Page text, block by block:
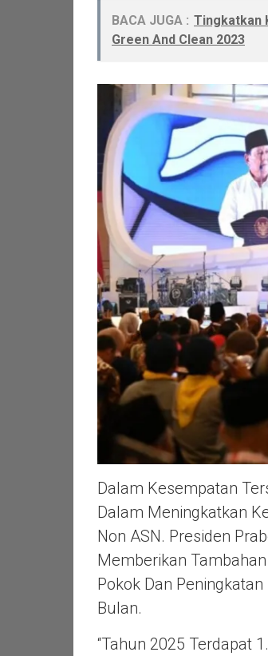
BACA JUGA : Tingkatkan
Green And Clean 2023
Dalam Kesempatan
Dalam Meningkatkan
Non ASN. Presiden
Memberikan
Pokok Dan
Bulan.
“Tahun 2025 Terdapat